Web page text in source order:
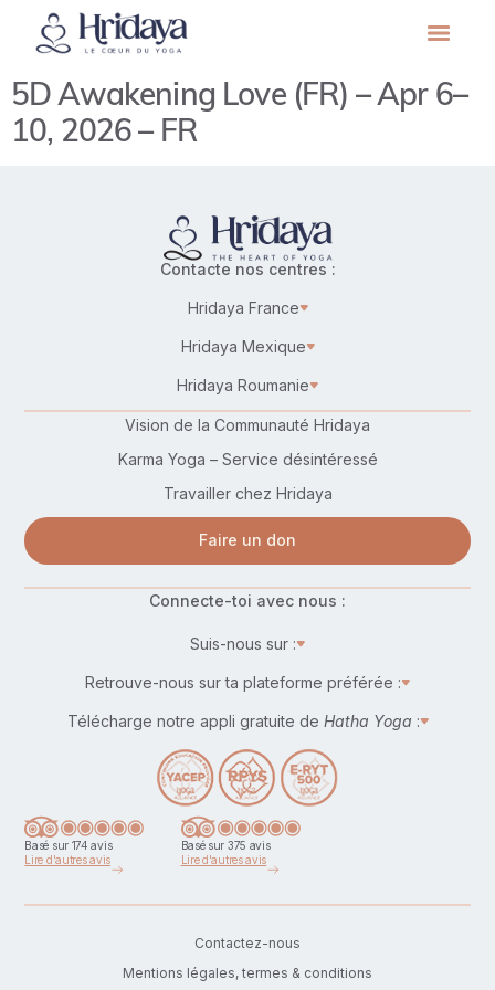
5D Awakening Love (FR) – Apr 6–
10, 2026 – FR
Contacte nos centres :
Hridaya France
Hridaya Mexique
Hridaya Roumanie
Vision de la Communauté Hridaya
Karma Yoga – Service désintéressé
Travailler chez Hridaya
Faire un don
Connecte-toi avec nous :
Suis-nous sur :
Retrouve-nous sur ta plateforme préférée :
Télécharge notre appli gratuite de Hatha Yoga :
Basé sur 174 avis
Lire d'autres avis
Basé sur 375 avis
Lire d'autres avis
Contactez-nous
Mentions légales, termes & conditions